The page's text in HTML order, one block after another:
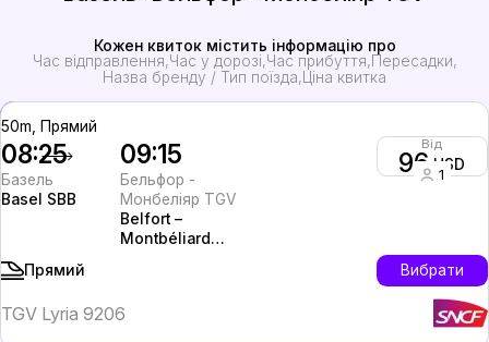
Кожен квиток містить інформацію про
Час відправлення Час у дорозі Час прибуття Пересадки
Назва бренду / Тип поїзда
Ціна квитка
50m, Прямий
08:25
Базель
Basel SBB
09:15
Бельфор -
Монбеліяр TGV
Belfort –
Montbéliard
Від
96 USD
1
Прямий Вибрати
TGV Lyria 9206